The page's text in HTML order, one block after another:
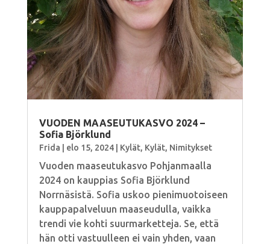
VUODEN MAASEUTUKASVO 2024 –
Sofia Björklund
Frida elo 15, 2024| Kylät, Kylät, Nimitykset
Vuoden maaseutukasvo Pohjanmaalla
2024 on kauppias Sofia Björklund
Norrnäsistä. Sofia uskoo pienimuotoiseen
kauppapalveluun maaseudulla, vaikka
trendi vie kohti suurmarketteja. Se, että
hän otti vastuulleen ei vain yhden, vaan